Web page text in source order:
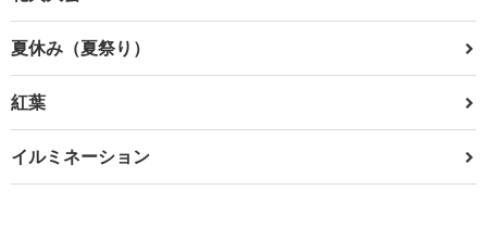
夏休み（夏祭り）
紅葉
イルミネーション